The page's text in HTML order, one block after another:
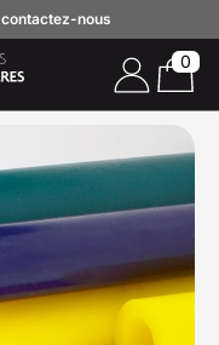
contactez-nous
0